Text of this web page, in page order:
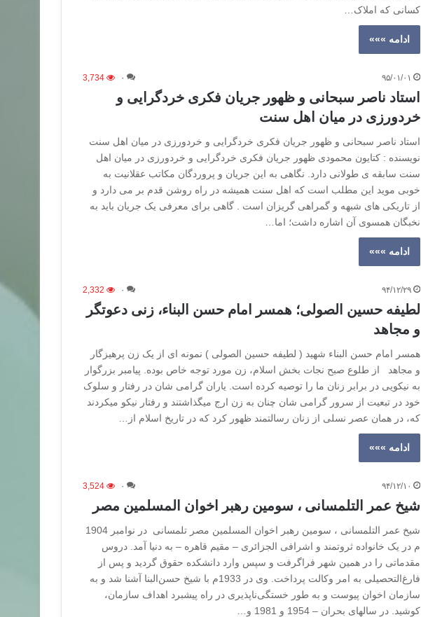
کسانی که املاک…
ادامه »»»
۹۵/۰۱/۰۱ ۰ 3,734
استاد ناصر سبحانی و ظهور جریان فکری خردگرایی و
خردورزی در میان اهل سنت
استاد ناصر سبحانی و ظهور جریان فکری خردگرایی و خردورزی در میان اهل سنت
نویسنده : کتایون محمودی ظهور جریان فکری خردگرایی و خردورزی در میان اهل
سنت سابقه ی طولانی دارد. نگاهی به این جریان و پروردگان مکاتب عقلانیت به
خوبی موید این مطلب است که اهل سنت همیشه در راه روشن قدم بر می دارد و
از تاریکی های شبهه و گمراهی گریزان است . گاهی برای معرفی یک جریان باید به
نخبگان همسوی آن اشاره داشت؛ اما…
ادامه »»»
۹۴/۱۲/۲۹ ۰ 2,332
لطیفه حسین الصولی؛ همسر امام حسن البناء، زنی دعوتگر
و مجاهد
همسر امام حسن البناء شهید ( لطیفه حسین الصولی ) نمونه ای از یک زن پرهیزگار
و ‏مجاهد از طلوع صبح نجات بخش اسلام، زن مورد توجه خاص بوده. پیامبر بزرگوار
به نیکویی در برابر ‏زنان ما را توصیه کرده است. یاران گرامی شان در رفتار و سلوک
خود در تبعیت از سرور گرامی ‏شان چنان به زن ارج میگذاشتند و رفتار نیکو میکردند
که، در همان عصر نسلی از زنان رسالتمند ‏ظهور کرد که در تاریخ اسلام از…
ادامه »»»
۹۴/۱۲/۱۰ ۰ 3,524
شیخ عمر التلمسانی ، سومین رهبر اخوان المسلمین مصر
شیخ عمر التلمسانی ، سومین رهبر اخوان المسلمین مصر تلمسانی در نوامبر 1904
م در یک خانواده ثروتمند و اشرافی الجزائری – مقیم قاهره – به دنیا آمد. دروس
مقدماتی را در همین شهر فراگرفت و سپس وارد دانشکده حقوق گردید و پس از
فارغ‌التحصیلی به امر وکالت پرداخت. وی در 1933م با شیخ حسن‌البنا آشنا شد و به
سازمان اخوان پیوست و به طور خستگی‌ناپذیری در راه پیشبرد اهداف سازمان،
کوشید. در سالهای بحران – 1954 و 1981 و…